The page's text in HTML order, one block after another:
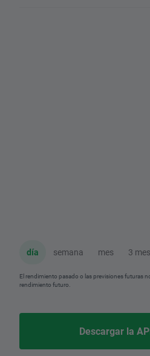
día semana mes 3
El rendimiento pasado o las previsiones futuras
rendimiento futuro.
Descargar la